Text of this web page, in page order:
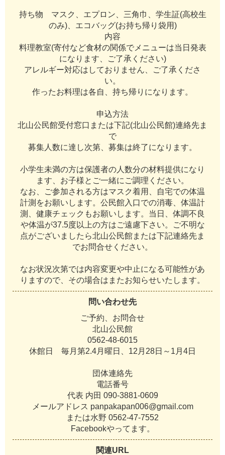
持ち物 マス ク エプロ ン 三角巾 学生証(高校生
のみ)、 エコバッグ(お持ち帰 り 袋用)
内容
料理教室(寄付など食材の関係でメ ニ ュ ーは当 日 発表
にな り ま す ご了承 く ださ い)
アレ ルギー対応は してお り ま せん ご了承 く ださ
い。
作ったお料理は各自 持ち帰 り にな り ま す。
申込方法
北山公民館受付窓口 ま たは下記(北山公民館)連絡先ま
で
募集 人 数に達 し次第 募集は終了にな り ま す。
小学生未満の方は保護者の 人 数分の材料提供にな り
ま す お子様と ご一緒に ご調理 く ださ い。
なお ご参加さ れる方はマス ク着用 自宅での体温
計測 をお願い し ま す。 公民館入 口での消毒 体温計
測
健康チ ェ ッ ク もお願い し ま す。 当 日 体調不良
や体温が37.5度以 上の方はご遠慮下さ い。 ご不明な
点がござい ま した ら北山公民館ま たは下記連絡先ま
でお問合せ く ださ い。
なお状況次第では内容変更や中 止になる可能性があ
り ま すので その場合は ま たお知らせいた し ま す。
問い合わせ先
ご予約 お問合せ
北山公民館
0562-48-6015
休館日 毎月 第2.4月 曜 日 12 月 28日 ～ 1 月 4日
団体連絡先
電話番号
代表 内田 090-3881-0609
メ ールア ド レ ス panpakapan006@gmai .com
ま たは水野 0562-47-7552
Facebookやって ま す。
関連URL